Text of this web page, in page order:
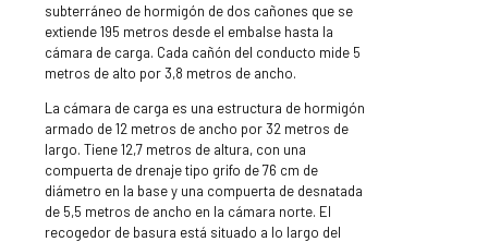
subterráneo de hormigón de dos cañones que se
extiende 195 metros desde el embalse hasta la
cámara de carga. Cada cañón del conducto mide 5
metros de alto por 3,8 metros de ancho.
La cámara de carga es una estructura de hormigón
armado de 12 metros de ancho por 32 metros de
largo. Tiene 12,7 metros de altura, con una
compuerta de drenaje tipo grifo de 76 cm de
diámetro en la base y una compuerta de desnatada
de 5,5 metros de ancho en la cámara norte. El
recogedor de basura está situado a lo largo del